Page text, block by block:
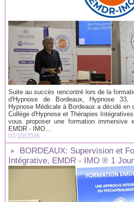
Suite au succès rencontré lors de la
d'Hypnose de Bordeaux, Hypnose
Hypnose Médicale à Bordeaux a décidé en
Collège d'Hypnose et Thérapies
vous proposer une formation
EMDR - IMO...
07/10/2026
BORDEAUX: Supervision et
Intégrative, EMDR - IMO ® 1 Jour